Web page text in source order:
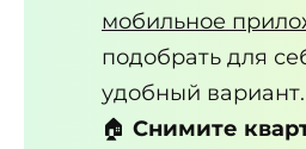
мобильное
подобрать для
удобный вариант.
🏠 Снимите